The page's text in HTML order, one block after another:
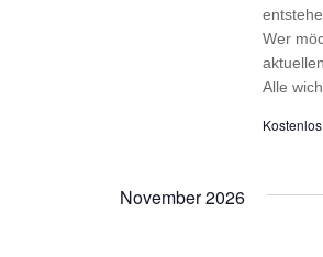
Wer
Alle
Kostenlos
November 2026